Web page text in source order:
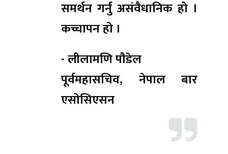
समर्थन गर्नु असंवैधानिक हो ।
कच्चापन हो ।
- लीलामणि पौडेल
पूर्वमहासचिव, नेपाल बार
एसोसिएसन